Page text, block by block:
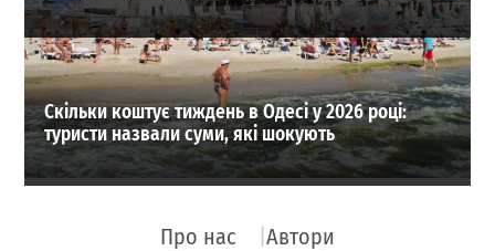
Скільки коштує тиждень в Одесі у 2026 році:
туристи назвали суми, які шокують
Про нас Автори